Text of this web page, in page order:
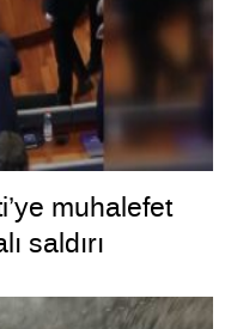
muhalefet
saldırı